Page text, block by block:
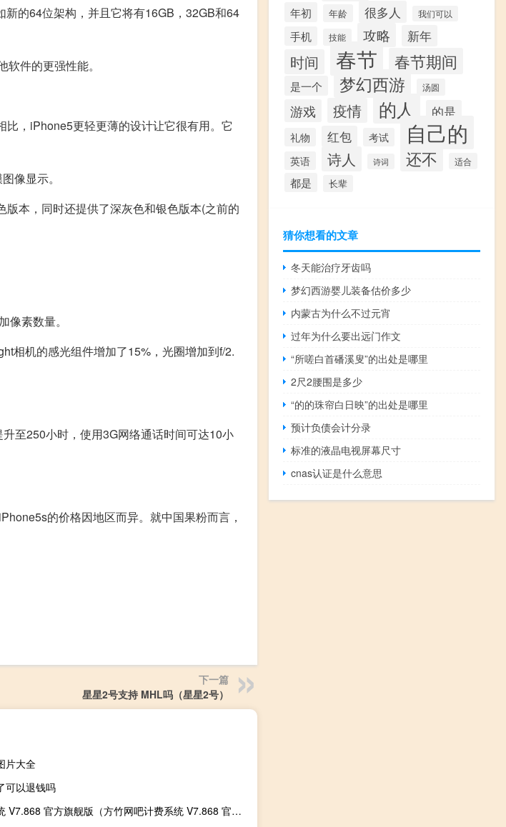
的64位架构，并且它将有16GB，32GB和64
件的更强性能。
，iPhone5更轻更薄的设计让它很有用。它
像显示。
本，同时还提供了深灰色和银色版本(之前的
素数量。
相机的感光组件增加了15%，光圈增加到f/2.
至250小时，使用3G网络通话时间可达10小
的价格因地区而异。就中国果粉而言，
下一篇
星星2号支持 MHL吗（星星2号）
片大全
可以退钱吗
方竹网吧计费系统 V7.868 官方旗舰版（方竹网吧计费系统 V7.868 官方旗舰版功能简介）
年初 年龄 很多人 我们可以
手机 技能 攻略 新年
时间 春节 春节期间
是一个 梦幻西游 汤圆
游戏 疫情 的人 的是
礼物 红包 考试 自己的
英语 诗人 诗词 还不 适合
都是 长辈
猜你想看的文章
冬天能治疗牙齿吗
梦幻西游婴儿装备估价多少
内蒙古为什么不过元宵
过年为什么要出远门作文
“所嗟白首磻溪叟”的出处是哪里
2尺2腰围是多少
“的的珠帘白日映”的出处是哪里
预计负债会计分录
标准的液晶电视屏幕尺寸
cnas认证是什么意思